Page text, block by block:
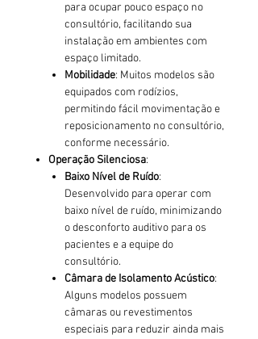
para ocupar pouco espaço no
consultório, facilitando sua
instalação em ambientes com
espaço limitado.
Mobilidade: Muitos modelos são
equipados com rodízios,
permitindo fácil movimentação e
reposicionamento no consultório,
conforme necessário.
Operação Silenciosa:
Baixo Nível de Ruído:
Desenvolvido para operar com
baixo nível de ruído, minimizando
o desconforto auditivo para os
pacientes e a equipe do
consultório.
Câmara de Isolamento Acústico:
Alguns modelos possuem
câmaras ou revestimentos
especiais para reduzir ainda mais